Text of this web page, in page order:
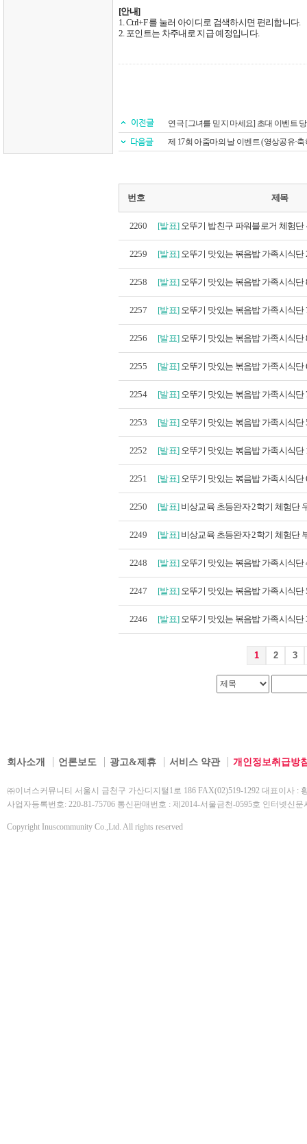
[안내]
1. Ctrl+F를 눌러 아이디로 검색하시면 편리합니다.
2. 포인트는 차주내로 지급 예정입니다.
연극 [그녀를 믿지 마세요] 초대 이벤트
제 17회 아줌마의 날 이벤트 (영상공유·
번호 제목
2260 [발표] 오뚜기 밥친구 파워블로거 체험단
2259 [발표] 오뚜기 맛있는 볶음밥 가족시식단
2258 [발표] 오뚜기 맛있는 볶음밥 가족시식단
2257 [발표] 오뚜기 맛있는 볶음밥 가족시식단
2256 [발표] 오뚜기 맛있는 볶음밥 가족시식단
2255 [발표] 오뚜기 맛있는 볶음밥 가족시식단
2254 [발표] 오뚜기 맛있는 볶음밥 가족시식단
2253 [발표] 오뚜기 맛있는 볶음밥 가족시식단
2252 [발표] 오뚜기 맛있는 볶음밥 가족시식단
2251 [발표] 오뚜기 맛있는 볶음밥 가족시식단
2250 [발표] 비상교육 초등완자 2학기 체험단
2249 [발표] 비상교육 초등완자 2학기 체험단
2248 [발표] 오뚜기 맛있는 볶음밥 가족시식단
2247 [발표] 오뚜기 맛있는 볶음밥 가족시식단
2246 [발표] 오뚜기 맛있는 볶음밥 가족시식단
1 2 3